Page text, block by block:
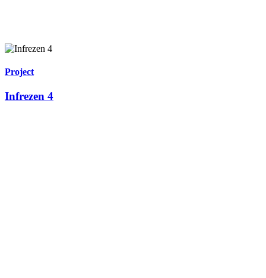
Project
Infrezen 4